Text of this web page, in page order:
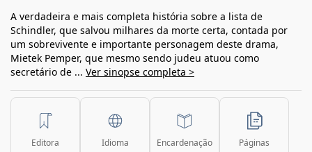
A verdadeira e mais completa história sobre a lista de
Schindler, que salvou milhares da morte certa, contada por
um sobrevivente e importante personagem deste drama,
Mietek Pemper, que mesmo sendo judeu atuou como
secretário de ... Ver sinopse completa >
Editora Idioma Encardenação Páginas